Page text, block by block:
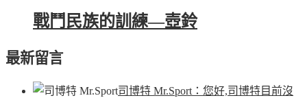
戰鬥民族的訓練—壺鈴
最新留言
司博特 Mr.Sport ：您好,司博特目前沒